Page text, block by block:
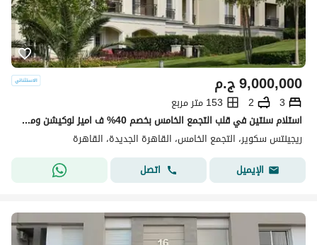
ج.م9,000,000
3
2
153 متر مربع
استلام سنتين في قلب التجمع الخامس بخصم 40% ف اميز لوكيشن ومتاح تقسيط لحد 8 سنين
ريجينتس سكوير، التجمع الخامس، القاهرة الجديدة، القاهرة
الإيميل
اتصل